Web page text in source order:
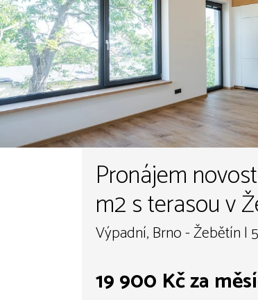
Pronájem
m2 s terasou v
Výpadní, s
parkovacích stání
Výpadní, Brno - Žebětín |
19 900 Kč za